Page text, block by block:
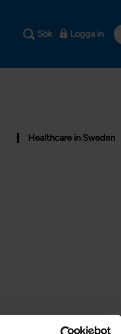
Sök Logga in
Healthcare in Sweden